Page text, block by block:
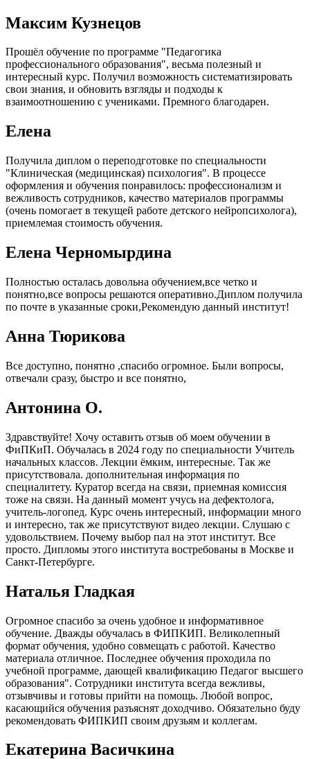
Максим Кузнецов
Прошёл обучение по программе "Педагогика
профессионального образования", весьма полезный и
интересный курс. Получил возможность систематизировать
свои знания, и обновить взгляды и подходы к
взаимоотношению с учениками. Премного благодарен.
Елена
Получила диплом о переподготовке по специальности
"Клиническая (медицинская) психология". В процессе
оформления и обучения понравилось: профессионализм и
вежливость сотрудников, качество материалов программы
(очень помогает в текущей работе детского нейропсихолога),
приемлемая стоимость обучения.
Елена Черномырдина
Полностью осталась довольна обучением,все четко и
понятно,все вопросы решаются оперативно.Диплом получила
по почте в указанные сроки,Рекомендую данный институт!
Анна Тюрикова
Все доступно, понятно ,спасибо огромное. Были вопросы,
отвечали сразу, быстро и все понятно,
Антонина О.
Здравствуйте! Хочу оставить отзыв об моем обучении в
ФиПКиП. Обучалась в 2024 году по специальности Учитель
начальных классов. Лекции ёмким, интересные. Так же
присутствовала. дополнительная информация по
специалитету. Куратор всегда на связи, приемная комиссия
тоже на связи. На данный момент учусь на дефектолога,
учитель-логопед. Курс очень интересный, информации много
и интересно, так же присутствуют видео лекции. Слушаю с
удовольствием. Почему выбор пал на этот институт. Все
просто. Дипломы этого института востребованы в Москве и
Санкт-Петербурге.
Наталья Гладкая
Огромное спасибо за очень удобное и информативное
обучение. Дважды обучалась в ФИПКИП. Великолепный
формат обучения, удобно совмещать с работой. Качество
материала отличное. Последнее обучения проходила по
учебной программе, дающей квалификацию Педагог высшего
образования". Сотрудники института всегда вежливы,
отзывчивы и готовы прийти на помощь. Любой вопрос,
касающийся обучения разъяснят доходчиво. Обязательно буду
рекомендовать ФИПКИП своим друзьям и коллегам.
Екатерина Васичкина